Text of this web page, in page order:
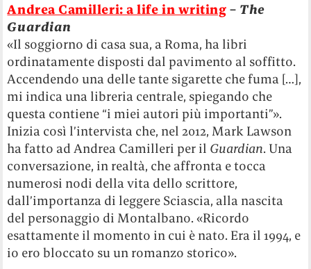
Andrea Camilleri: a life in writing – The
Guardian
«Il soggiorno di casa sua, a Roma, ha libri
ordinatamente disposti dal pavimento al soffitto.
Accendendo una delle tante sigarette che fuma […],
mi indica una libreria centrale, spiegando che
questa contiene “i miei autori più importanti”».
Inizia così l’intervista che, nel 2012, Mark Lawson
ha fatto ad Andrea Camilleri per il Guardian. Una
conversazione, in realtà, che affronta e tocca
numerosi nodi della vita dello scrittore,
dall’importanza di leggere Sciascia, alla nascita
del personaggio di Montalbano. «Ricordo
esattamente il momento in cui è nato. Era il 1994, e
io ero bloccato su un romanzo storico».